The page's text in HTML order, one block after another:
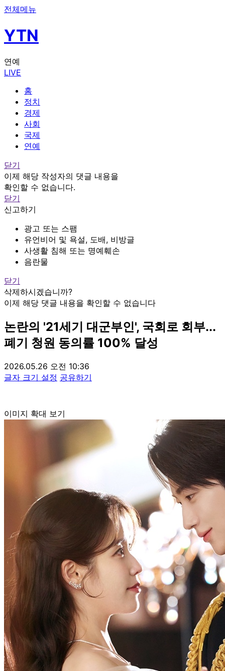
전체메뉴
YTN
연예
LIVE
홈
정치
경제
사회
국제
연예
닫기
이제 해당 작성자의 댓글 내용을
확인할 수 없습니다.
닫기
신고하기
광고 또는 스팸
유언비어 및 욕설, 도배, 비방글
사생활 침해 또는 명예훼손
음란물
닫기
삭제하시겠습니까?
이제 해당 댓글 내용을 확인할 수 없습니다
논란의 '21세기 대군부인', 국회로 회부...
폐기 청원 동의률 100% 달성
2026.05.26 오전 10:36
글자 크기 설정 공유하기
이미지 확대 보기